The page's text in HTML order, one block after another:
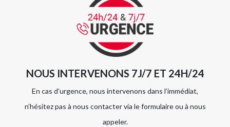
NOUS INTERVENONS 7J/7 ET 24H/24
En cas d’urgence, nous intervenons dans l’immédiat,
n’hésitez pas à nous contacter via le formulaire ou à nous
appeler.